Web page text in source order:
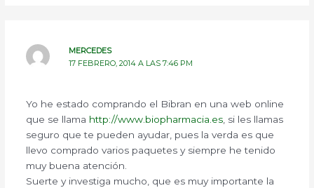
MERCEDES
17 FEBRERO, 2014 A LAS 7:46 PM
Yo he estado comprando el Bibran en una web online
que se llama http://www.biopharmacia.es, si les llamas
seguro que te pueden ayudar, pues la verda es que
llevo comprado varios paquetes y siempre he tenido
muy buena atención.
Suerte y investiga mucho, que es muy importante la